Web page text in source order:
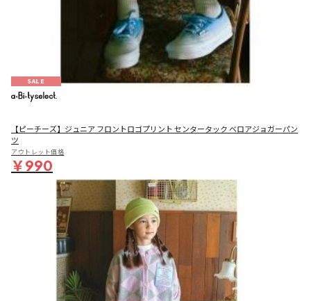
SALE
【ピーチーズ】ジュニア フロントロゴプリント センタータック ベロアジョガーパン
ツ
アウトレット価格
￥990